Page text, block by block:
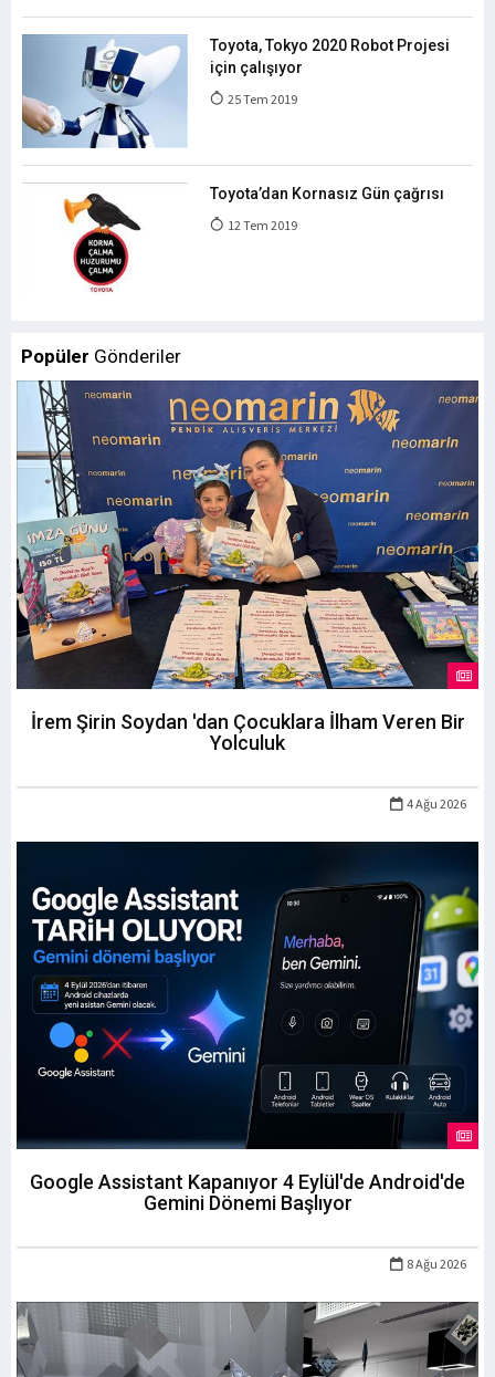
Toyota, Tokyo 2020 Robot Projesi
için çalışıyor
25 Tem 2019
Toyota’dan Kornasız Gün çağrısı
12 Tem 2019
Popüler Gönderiler
İrem Şirin Soydan 'dan Çocuklara İlham Veren Bir
Yolculuk
4 Ağu 2026
Google Assistant Kapanıyor 4 Eylül'de Android'de
Gemini Dönemi Başlıyor
8 Ağu 2026